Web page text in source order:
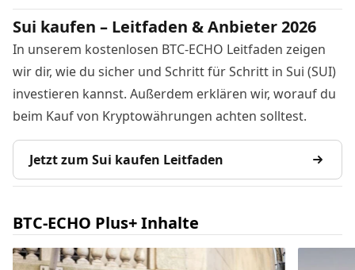
Sui kaufen – Leitfaden & Anbieter 2026
In unserem kostenlosen BTC-ECHO Leitfaden zeigen
wir dir, wie du sicher und Schritt für Schritt in Sui (SUI)
investieren kannst. Außerdem erklären wir, worauf du
beim Kauf von Kryptowährungen achten solltest.
Jetzt zum Sui kaufen Leitfaden
BTC-ECHO Plus+ Inhalte